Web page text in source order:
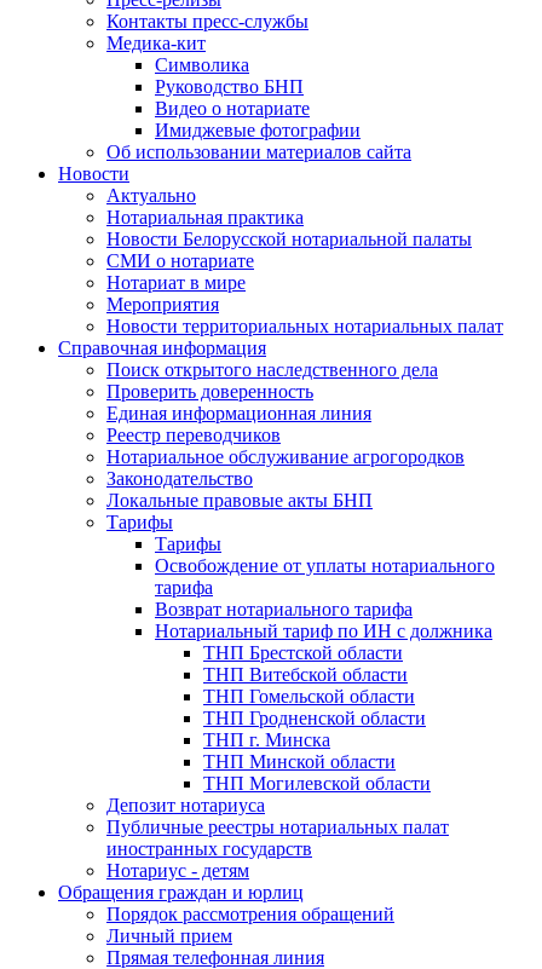
Контакты пресс-службы
Медика-кит
Символика
Руководство БНП
Видео о нотариате
Имиджевые фотографии
Об использовании материалов сайта
Новости
Актуально
Нотариальная практика
Новости Белорусской нотариальной палаты
СМИ о нотариате
Нотариат в мире
Мероприятия
Новости территориальных нотариальных палат
Справочная информация
Поиск открытого наследственного дела
Проверить доверенность
Единая информационная линия
Реестр переводчиков
Нотариальное обслуживание агрогородков
Законодательство
Локальные правовые акты БНП
Тарифы
Тарифы
Освобождение от уплаты нотариального
тарифа
Возврат нотариального тарифа
Нотариальный тариф по ИН с должника
ТНП Брестской области
ТНП Витебской области
ТНП Гомельской области
ТНП Гродненской области
ТНП г. Минска
ТНП Минской области
ТНП Могилевской области
Депозит нотариуса
Публичные реестры нотариальных палат
иностранных государств
Нотариус - детям
Обращения граждан и юрлиц
Порядок рассмотрения обращений
Личный прием
Прямая телефонная линия